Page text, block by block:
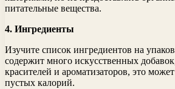
питательные вещества.
4. Ингредиенты
Изучите список ингредиентов на
содержит много искусственных
красителей и ароматизаторов, это
пустых калорий.